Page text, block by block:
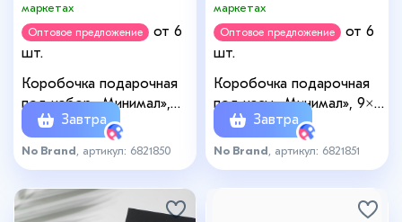
маркетах
Оптовое предложение
от 6
шт.
Коробочка подарочная
под набор «Минимал»,
9×9 см, (полезная часть
8.5×8.5 см), красная
Завтра
No Brand , артикул: 6821850
маркетах
Оптовое предложение
от 6
шт.
Коробочка подарочная
под часы «Минимал», 9×9
(размер полезной части
8,3×8,3см), цвет белый
Завтра
No Brand , артикул: 6821851